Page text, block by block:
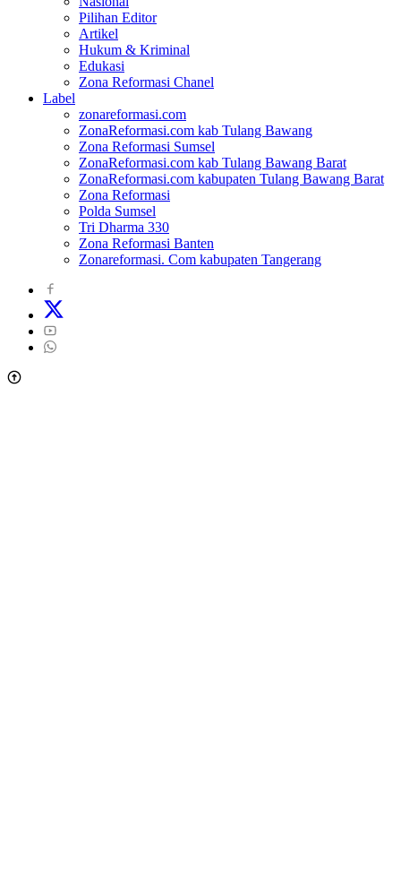
Pilihan Editor
Artikel
Hukum & Kriminal
Edukasi
Zona Reformasi Chanel
Label
zonareformasi.com
ZonaReformasi.com kab Tulang Bawang
Zona Reformasi Sumsel
ZonaReformasi.com kab Tulang Bawang Barat
ZonaReformasi.com kabupaten Tulang Bawang Barat
Zona Reformasi
Polda Sumsel
Tri Dharma 330
Zona Reformasi Banten
Zonareformasi. Com kabupaten Tangerang